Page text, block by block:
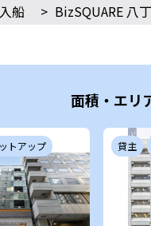
船 > BizSQUARE 八
面積・エリ
トアップ 貸主